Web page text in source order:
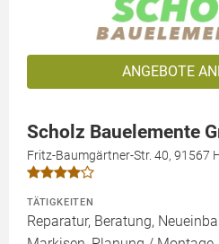
ANGEBOTE
Scholz Bauelemente
Fritz-Baumgärtner-Str. 40, 91567
TÄTIGKEITEN
Reparatur, Beratung,